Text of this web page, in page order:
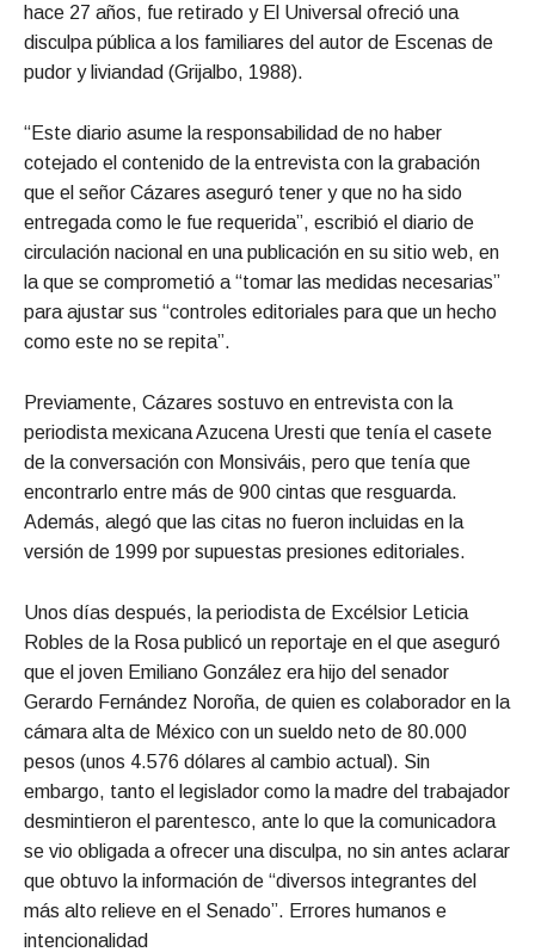
hace 27 años, fue retirado y El Universal ofreció una
disculpa pública a los familiares del autor de Escenas de
pudor y liviandad (Grijalbo, 1988).
“Este diario asume la responsabilidad de no haber
cotejado el contenido de la entrevista con la grabación
que el señor Cázares aseguró tener y que no ha sido
entregada como le fue requerida”, escribió el diario de
circulación nacional en una publicación en su sitio web, en
la que se comprometió a “tomar las medidas necesarias”
para ajustar sus “controles editoriales para que un hecho
como este no se repita”.
Previamente, Cázares sostuvo en entrevista con la
periodista mexicana Azucena Uresti que tenía el casete
de la conversación con Monsiváis, pero que tenía que
encontrarlo entre más de 900 cintas que resguarda.
Además, alegó que las citas no fueron incluidas en la
versión de 1999 por supuestas presiones editoriales.
Unos días después, la periodista de Excélsior Leticia
Robles de la Rosa publicó un reportaje en el que aseguró
que el joven Emiliano González era hijo del senador
Gerardo Fernández Noroña, de quien es colaborador en la
cámara alta de México con un sueldo neto de 80.000
pesos (unos 4.576 dólares al cambio actual). Sin
embargo, tanto el legislador como la madre del trabajador
desmintieron el parentesco, ante lo que la comunicadora
se vio obligada a ofrecer una disculpa, no sin antes aclarar
que obtuvo la información de “diversos integrantes del
más alto relieve en el Senado”. Errores humanos e
intencionalidad